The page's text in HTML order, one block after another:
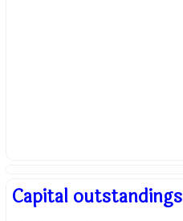
Capital outstandings